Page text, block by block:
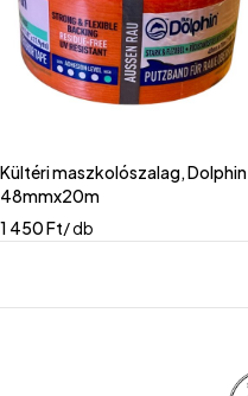
Kültéri maszkolószalag, Dolphin
48mmx20m
1 450Ft/ db